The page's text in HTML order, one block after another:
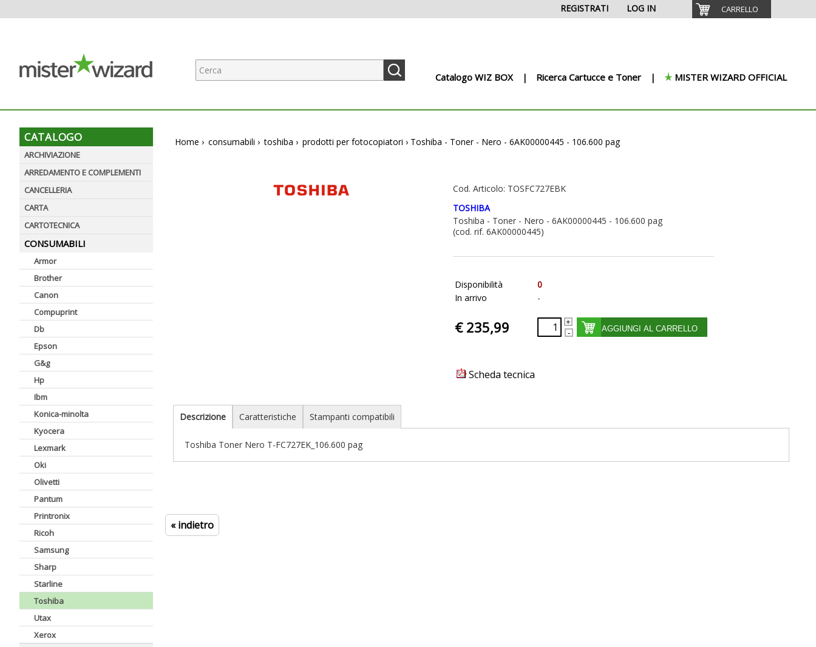
CARRELLO
LOG IN
REGISTRATI
Catalogo WIZ BOX Ricerca Cartucce e Toner MISTER WIZARD OFFICIAL
CATALOGO
ARCHIVIAZIONE
ARREDAMENTO E COMPLEMENTI
CANCELLERIA
CARTA
CARTOTECNICA
CONSUMABILI
Armor
Brother
Canon
Compuprint
Db
Epson
G&g
Hp
Ibm
Konica-minolta
Kyocera
Lexmark
Oki
Olivetti
Pantum
Printronix
Ricoh
Samsung
Sharp
Starline
Toshiba
Utax
Xerox
Home › consumabili › toshiba › prodotti per fotocopiatori › Toshiba - Toner - Nero - 6AK00000445 - 106.600 pag
Cod. Articolo: TOSFC727EBK
TOSHIBA
Toshiba - Toner - Nero - 6AK00000445 - 106.600 pag
(cod. rif. 6AK00000445)
Disponibilità
0
In arrivo
-
€ 235,99 AGGIUNGI AL CARRELLO
Scheda tecnica
Descrizione Caratteristiche Stampanti compatibili
Toshiba Toner Nero T-FC727EK_106.600 pag
« indietro